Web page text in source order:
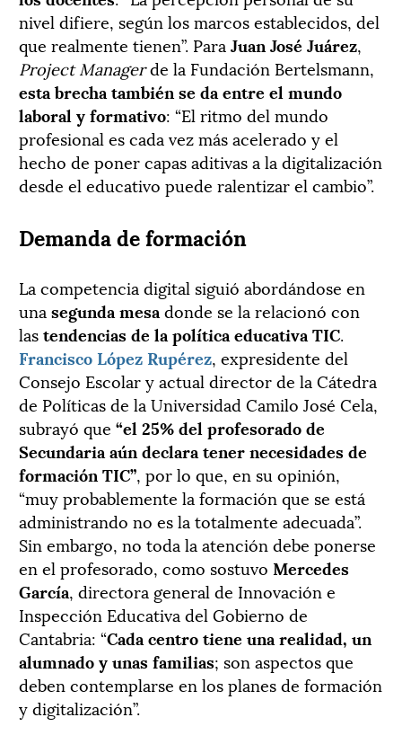
nivel difiere, según los marcos establecidos, del
que realmente tienen”. Para Juan José Juárez,
Project Managerde la Fundación Bertelsmann,
esta brecha también se da entre el mundo
laboral y formativo: “El ritmo del mundo
profesional es cada vez más acelerado y el
hecho de poner capas aditivas a la digitalización
desde el educativo puede ralentizar el cambio”.
Demanda de formación
La competencia digital siguió abordándose en
una segunda mesa donde se la relacionó con
lastendencias de la política educativa TIC.
Francisco López Rupérez, expresidente del
Consejo Escolar y actual director de la Cátedra
de Políticas de la Universidad Camilo José Cela,
subrayó que “el 25% del profesorado de
Secundaria aún declara tener necesidades de
formación TIC”, por lo que, en su opinión,
“muy probablemente la formación que se está
administrando no es la totalmente adecuada”.
Sin embargo, no toda la atención debe ponerse
en el profesorado, como sostuvo Mercedes
García, directora general de Innovación e
Inspección Educativa del Gobierno de
Cantabria: “Cada centro tiene una realidad, un
alumnado y unas familias; son aspectos que
deben contemplarse en los planes de formación
y digitalización”.